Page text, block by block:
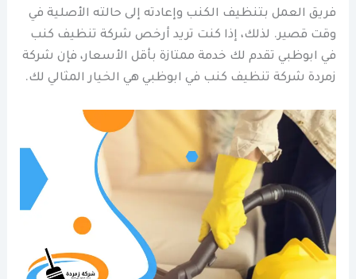
فريق العمل بتنظيف الكنب وإعادته إلى حالته الأصلية في
وقت قصير. لذلك، إذا كنت تريد أرخص شركة تنظيف كنب
في ابوظبي تقدم لك خدمة ممتازة بأقل الأسعار، فإن شركة
زمردة شركة تنظيف كنب في ابوظبي هي الخيار المثالي لك.